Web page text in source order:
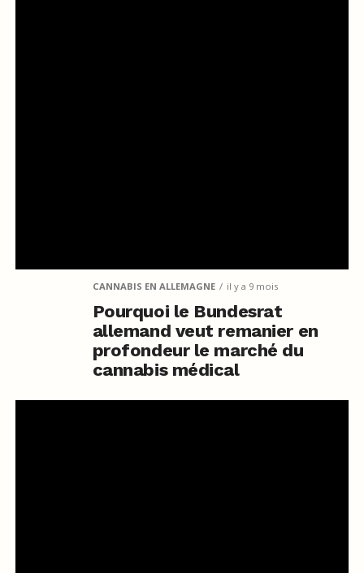
CANNABIS EN ALLEMAGNE il y a 9 mois
Pourquoi le Bundesrat
allemand veut remanier en
profondeur le marché du
cannabis médical